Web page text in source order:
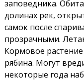
заповедника.
долинах рек,
самок после
прозрачными.
Кормовое
рябина. Могут
некоторые года